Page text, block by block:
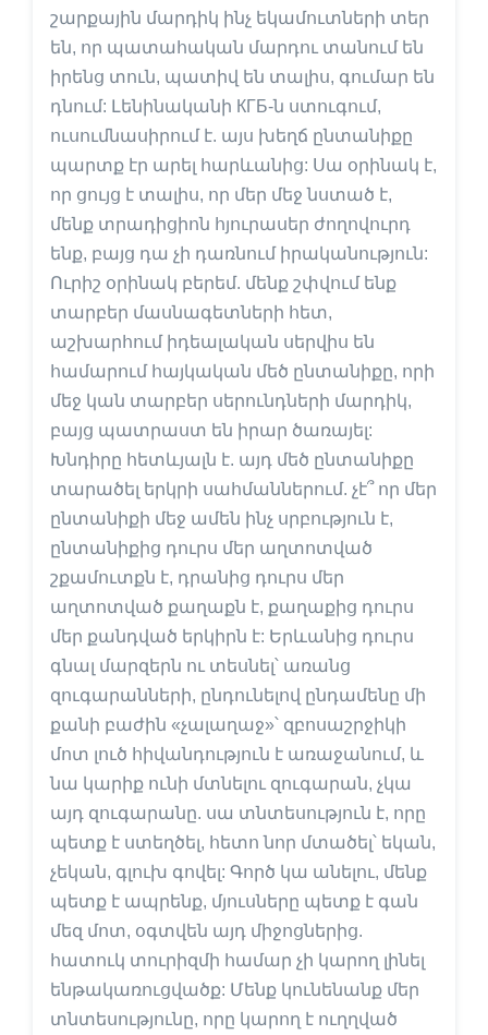
շարքային մարդիկ ինչ եկամուտների տեր
են, որ պատահական մարդու տանում են
իրենց տուն, պատիվ են տալիս, գումար են
դնում: Լենինականի КГБ-ն ստուգում,
ուսումնասիրում է. այս խեղճ ընտանիքը
պարտք էր արել հարևանից: Սա օրինակ է,
որ ցույց է տալիս, որ մեր մեջ նստած է,
մենք տրադիցիոն հյուրասեր ժողովուրդ
ենք, բայց դա չի դառնում իրականություն:
Ուրիշ օրինակ բերեմ. մենք շփվում ենք
տարբեր մասնագետների հետ,
աշխարհում իդեալական սերվիս են
համարում հայկական մեծ ընտանիքը, որի
մեջ կան տարբեր սերունդների մարդիկ,
բայց պատրաստ են իրար ծառայել:
Խնդիրը հետևյալն է. այդ մեծ ընտանիքը
տարածել երկրի սահմաններում. չէ՞ որ մեր
ընտանիքի մեջ ամեն ինչ սրբություն է,
ընտանիքից դուրս մեր աղտոտված
շքամուտքն է, դրանից դուրս մեր
աղտոտված քաղաքն է, քաղաքից դուրս
մեր քանդված երկիրն է: Երևանից դուրս
գնալ մարզերն ու տեսնել՝ առանց
զուգարանների, ընդունելով ընդամենը մի
քանի բաժին «չալաղաջ»՝ զբոսաշրջիկի
մոտ լուծ հիվանդություն է առաջանում, և
նա կարիք ունի մտնելու զուգարան, չկա
այդ զուգարանը. սա տնտեսություն է, որը
պետք է ստեղծել, հետո նոր մտածել՝ եկան,
չեկան, գլուխ գովել: Գործ կա անելու, մենք
պետք է ապրենք, մյուսները պետք է գան
մեզ մոտ, օգտվեն այդ միջոցներից.
հատուկ տուրիզմի համար չի կարող լինել
ենթակառուցվածք: Մենք կունենանք մեր
տնտեսությունը, որը կարող է ուղղված